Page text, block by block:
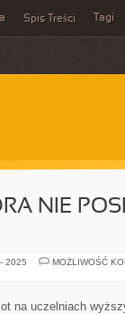
Spis Treści Tagi
NIE
2025
MOŻLIWOŚĆ
na uczelniach